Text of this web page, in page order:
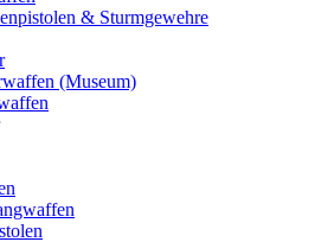
& Sturmgewehre
(Museum)